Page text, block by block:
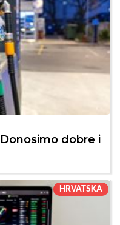
dobre i
HRVATSKA